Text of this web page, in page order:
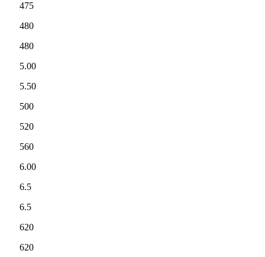
475
480
480
5.00
5.50
500
520
560
6.00
6.5
6.5
620
620